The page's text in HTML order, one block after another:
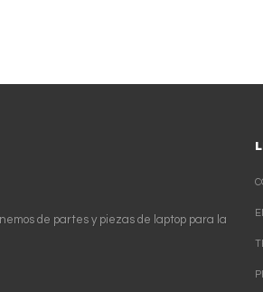
de partes y piezas de laptop para la